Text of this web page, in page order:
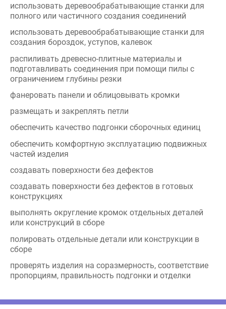
подготавливать соединения при помощи пилы с
ограничением глубины резки
фанеровать панели и облицовывать кромки
размещать и закреплять петли
обеспечить качество подгонки сборочных единиц
обеспечить комфортную эксплуатацию подвижных
конструкциях
выполнять округление кромок отдельных деталей
или конструкций в сборе
полировать отдельные детали или конструкции в
сборе
проверять изделия на соразмерность, соответствие
пропорциям, правильность подгонки и отделки
Портал центра опережающей
профессиональной подготовки